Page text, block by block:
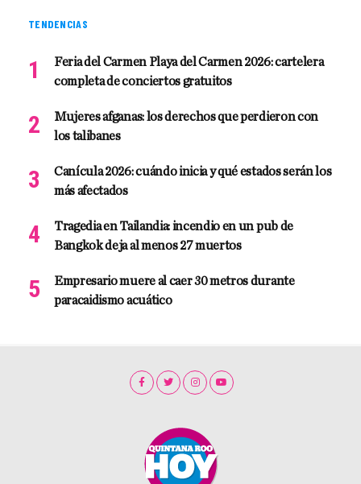
TENDENCIAS
Feria del Carmen Playa del Carmen 2026: cartelera
completa de conciertos gratuitos
Mujeres afganas: los derechos que perdieron con
los talibanes
Canícula 2026: cuándo inicia y qué estados serán los
más afectados
Tragedia en Tailandia: incendio en un pub de
Bangkok deja al menos 27 muertos
Empresario muere al caer 30 metros durante
paracaidismo acuático